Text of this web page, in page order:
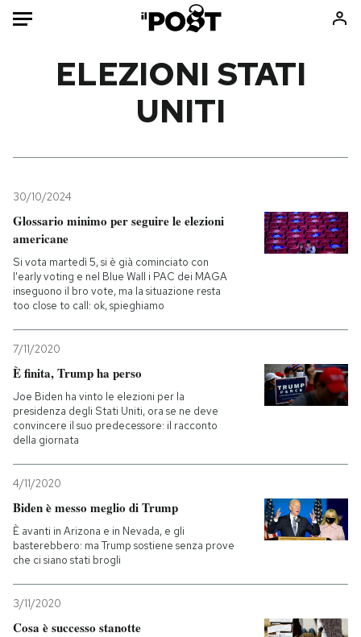
Mondo
Tecnologia
Internet
Cultura
Economia
Libri
Ok Boomer!
Europa
Altrecose
PODCAST
NEWSLETTER
SHOP
CALENDARIO
ELEZIONI STATI
UNITI
30/10/2024
Glossario minimo per seguire le elezioni
americane
Si vota martedì 5, si è già cominciato con
l'early voting e nel Blue Wall i PAC dei MAGA
inseguono il bro vote, ma la situazione resta
too close to call: ok, spieghiamo
7/11/2020
È finita, Trump ha perso
Joe Biden ha vinto le elezioni per la
presidenza degli Stati Uniti, ora se ne deve
convincere il suo predecessore: il racconto
della giornata
4/11/2020
Biden è messo meglio di Trump
È avanti in Arizona e in Nevada, e gli
basterebbero: ma Trump sostiene senza prove
che ci siano stati brogli
3/11/2020
Cosa è successo stanotte